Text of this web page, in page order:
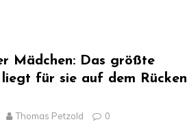
Mädchen: Das größte
für sie auf dem Rücken
Thomas Petzold 0